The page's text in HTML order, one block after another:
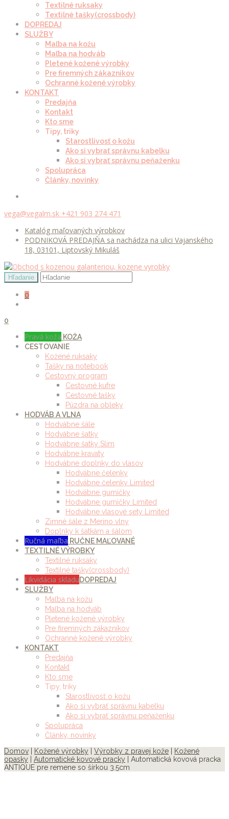
Textilné ruksaky
Textilné tašky(crossbody)
DOPREDAJ
SLUŽBY
Maľba na kožu
Maľba na hodváb
Pletené kožené výrobky
Pre firemných zákazníkov
Ochranné kožené výrobky
KONTAKT
Predajňa
Kontakt
Kto sme
Tipy, triky
Starostlivosť o kožu
Ako si vybrať správnu kabelku
Ako si vybrať správnu peňaženku
Spolupráca
Články, novinky
vega@vegalm.sk +421 903 274 471
Katalóg maľovaných výrobkov
PODNIKOVÁ PREDAJŇA sa nachádza na ulici Vajanského
18, 03101, Liptovský Mikuláš
0
0
Pravá koža KOŽA
CESTOVANIE
Kožené ruksaky
Tašky na notebook
Cestovný program
Cestovné kufre
Cestovné tašky
Púzdra na obleky
HODVÁB A VLNA
Hodvábne šále
Hodvábne šatky
Hodvábne šatky Slim
Hodvábne kravaty
Hodvábne doplnky do vlasov
Hodvábne čelenky
Hodvábne čelenky Limited
Hodvábne gumičky
Hodvábne gumičky Limited
Hodvábne vlasové sety Limited
Zimné šále z Merino vlny
Doplnky k šatkám a šálom
Ručná maľba RUČNE MAĽOVANÉ
TEXTILNÉ VÝROBKY
Textilné ruksaky
Textilné tašky(crossbody)
Likvidácia skladuDOPREDAJ
SLUŽBY
Maľba na kožu
Maľba na hodváb
Pletené kožené výrobky
Pre firemných zákazníkov
Ochranné kožené výrobky
KONTAKT
Predajňa
Kontakt
Kto sme
Tipy, triky
Starostlivosť o kožu
Ako si vybrať správnu kabelku
Ako si vybrať správnu peňaženku
Spolupráca
Články, novinky
Domov
Kožené výrobky Výrobky z pravej kože
Kožené
opasky
Automatické kovové pracky | Automatická kovová pracka
ANTIQUE pre remene so šírkou 3.5cm